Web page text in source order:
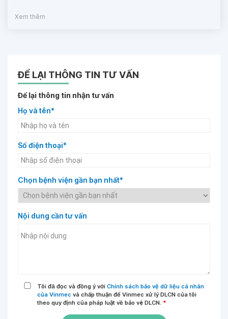
Xem thêm
ĐỂ LẠI THÔNG TIN TƯ VẤN
Để lại thông tin nhận tư vấn
Họ và tên*
Số điện thoại*
Chọn bệnh viện gần bạn nhất*
Nội dung cần tư vấn
Tôi đã đọc và đồng ý với Chính sách bảo vệ dữ liệu cá nhân
của Vinmec và chấp thuận để Vinmec xử lý DLCN của tôi
theo quy định của pháp luật về bảo vệ DLCN. *